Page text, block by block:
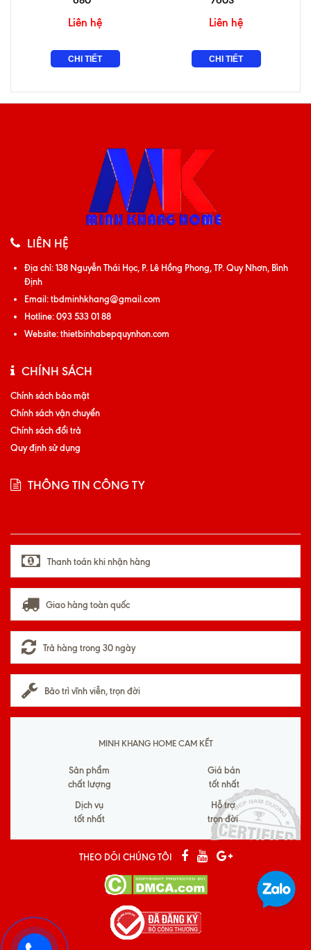
Liên hệ
CHI TIẾT
Liên hệ
CHI TIẾT
LIÊN HỆ
Địa chỉ:138 Nguyễn Thái Học, P. Lê Hồng Phong, TP. Quy Nhơn, Bình
Định
Email:tbdminhkhang@gmail.com
Hotline:093 533 01 88
Website:thietbinhabepquynhon.com
CHÍNH SÁCH
Chính sách bảo mật
Chính sách vận chuyển
Chính sách đổi trả
Quy định sử dụng
THÔNG TIN CÔNG TY
Thanh toán khi nhận hàng
Giao hàng toàn quốc
Trả hàng trong 30 ngày
Bảo trì vĩnh viễn, trọn đời
MINH KHANG HOME CAM KẾT
Sản phẩm
chất lượng
Giá bán
tốt nhất
Dịch vụ
tốt nhất
Hỗ trợ
trọn đời
THEO DÕI CHÚNG TÔI